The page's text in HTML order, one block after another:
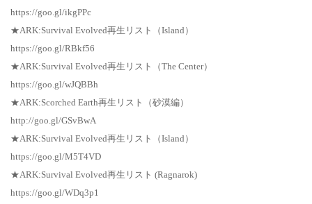
https://goo.gl/ikgPPc
★ARK:Survival Evolved再生リスト（Island）
https://goo.gl/RBkf56
★ARK:Survival Evolved再生リスト（The Center）
https://goo.gl/wJQBBh
★ARK:Scorched Earth再生リスト（砂漠編）
http://goo.gl/GSvBwA
★ARK:Survival Evolved再生リスト（Island）
https://goo.gl/M5T4VD
★ARK:Survival Evolved再生リスト (Ragnarok)
https://goo.gl/WDq3p1